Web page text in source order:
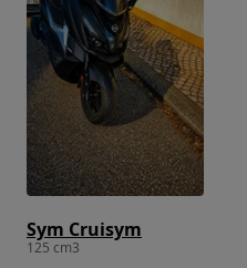
Sym Cruisym
125 cm3